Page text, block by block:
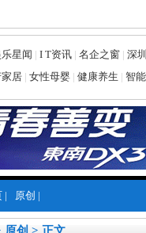
星闻 | I T资讯 | 名企之窗 | 深
居 | 女性母婴 | 健康养生 | 智
| 原创 |